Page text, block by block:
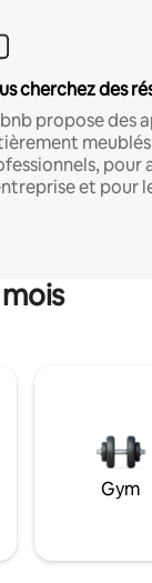
cherchez des
propose des
pour
et pour
Gym